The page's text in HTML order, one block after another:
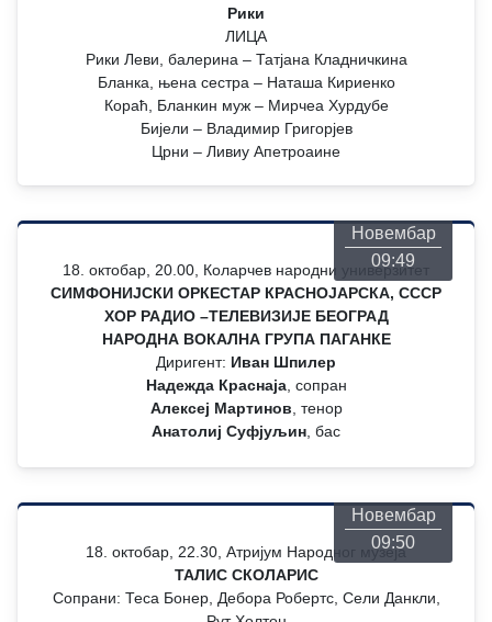
Рики
ЛИЦА
Рики Леви, балерина – Татјана Кладничкина
Бланка, њена сестра – Наташа Кириенко
Кораћ, Бланкин муж – Мирчеа Хурдубе
Бијели – Владимир Григорјев
Црни – Ливиу Апетроаине
Новембар
09:49
18. октобар, 20.00, Коларчев народни универзитет
СИМФОНИЈСКИ ОРКЕСТАР КРАСНОЈАРСКА, СССР
ХОР РАДИО –ТЕЛЕВИЗИЈЕ БЕОГРАД
НАРОДНА ВОКАЛНА ГРУПА ПАГАНКЕ
Диригент: Иван Шпилер
Надежда Краснаја, сопран
Алексеј Мартинов , тенор
Анатолиј Суфјуљин , бас
Новембар
09:50
18. октобар, 22.30, Атријум Народног музеја
ТАЛИС СКОЛАРИС
Сопрани: Теса Бонер, Дебора Робертс, Сели Данкли,